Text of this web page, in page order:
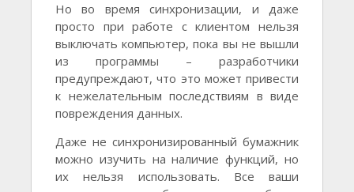
Но во время синхронизации, и даже
просто при работе с клиентом нельзя
выключать компьютер, пока вы не вышли
из программы – разработчики
предупреждают, что это может привести
к нежелательным последствиям в виде
повреждения данных.
Даже не синхронизированный бумажник
можно изучить на наличие функций, но
их нельзя использовать. Все ваши